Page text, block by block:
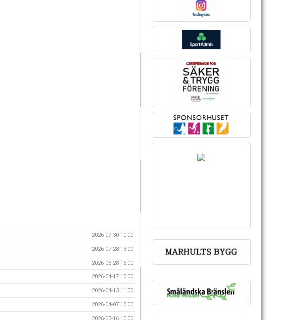
2026-07-30 10:00
2026-07-28 13:00
2026-05-28 16:00
2026-04-17 10:00
2026-04-13 11:00
2026-04-07 10:00
2026-03-16 10:00